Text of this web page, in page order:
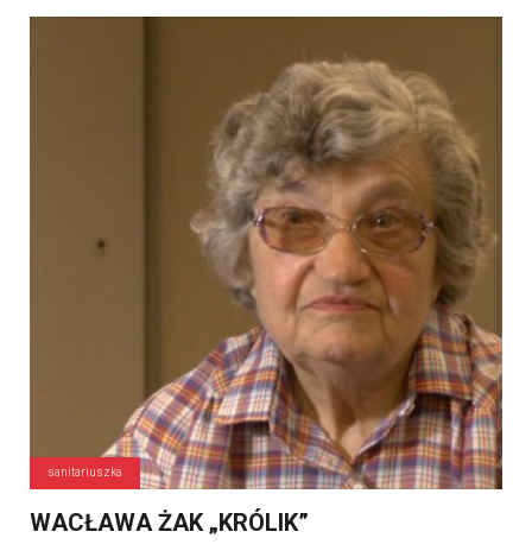
sanitariuszka
WACŁAWA ŻAK „KRÓLIK”